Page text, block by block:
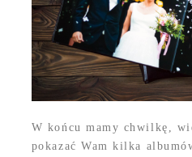
W końcu mamy chwilkę,
pokazać Wam kilka